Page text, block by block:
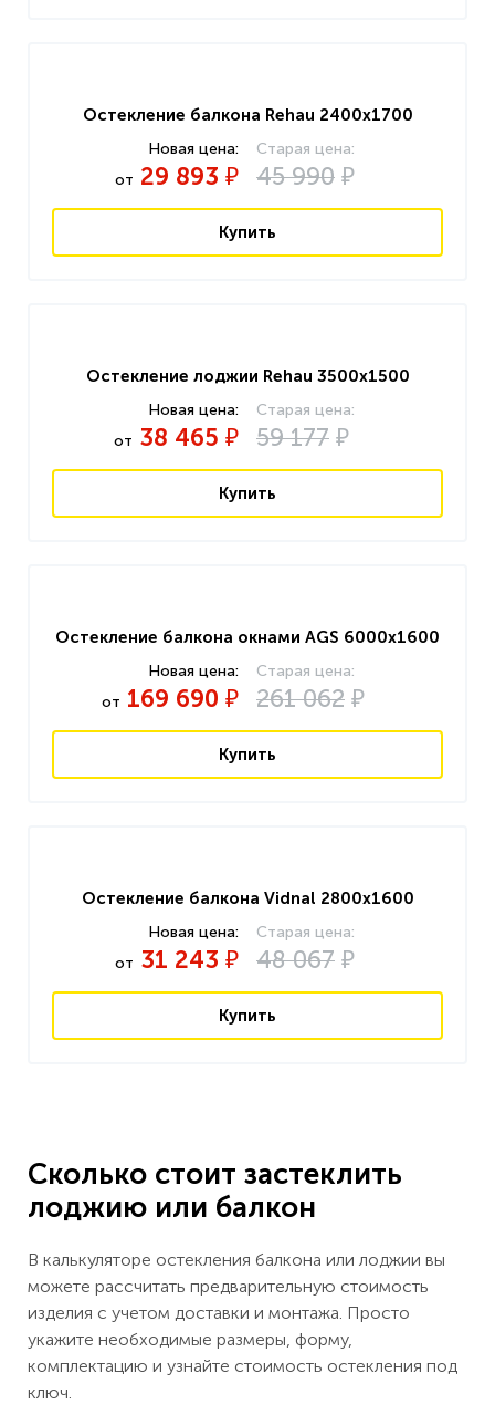
Остекление балкона Rehau 2400x1700
от 29 893 ₽ 45 990 ₽
Купить
Остекление лоджии Rehau 3500x1500
от 38 465 ₽ 59 177 ₽
Купить
Остекление балкона окнами AGS 6000x1600
от 169 690 ₽ 261 062 ₽
Купить
Остекление балкона Vidnal 2800x1600
от 31 243 ₽ 48 067 ₽
Купить
Сколько стоит застеклить
лоджию или балкон
В калькуляторе остекления балкона или лоджии вы
можете рассчитать предварительную стоимость
изделия с учетом доставки и монтажа. Просто
укажите необходимые размеры, форму,
комплектацию и узнайте стоимость остекления под
ключ.